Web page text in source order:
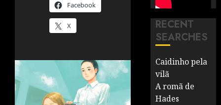
Facebook
X
RECENT
SEARCHES
Caidinho pela
vilã
A romã de
Hades